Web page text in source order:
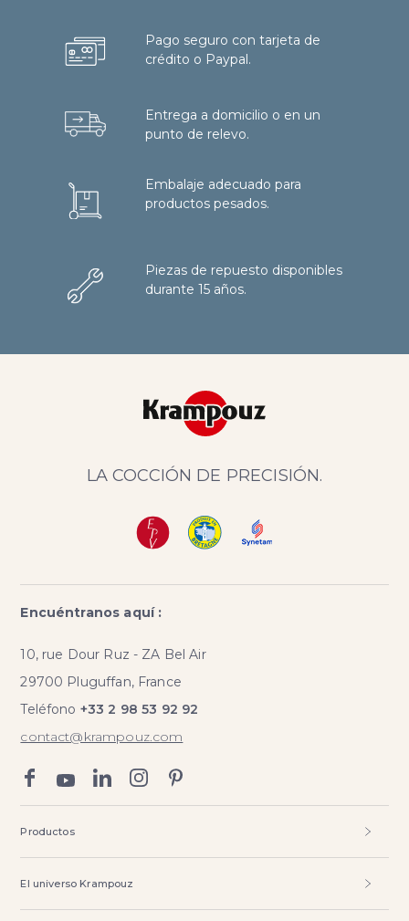
Pago seguro con tarjeta de
crédito o Paypal.
Entrega a domicilio o en un
punto de relevo.
Embalaje adecuado para
productos pesados.
Piezas de repuesto disponibles
durante 15 años.
LA COCCIÓN DE PRECISIÓN.
Encuéntranos aquí :
10, rue Dour Ruz - ZA Bel Air
29700 Pluguffan, France
Teléfono +33 2 98 53 92 92
contact@krampouz.com
Productos
El universo Krampouz